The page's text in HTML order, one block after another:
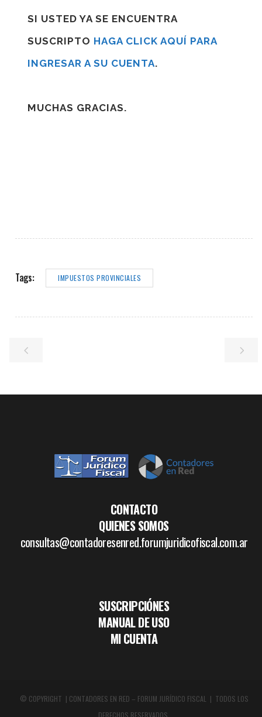
SI USTED YA SE ENCUENTRA
SUSCRIPTO HAGA CLICK AQUÍ PARA
INGRESAR A SU CUENTA.
MUCHAS GRACIAS.
Tags: IMPUESTOS PROVINCIALES
CONTACTO
QUIENES SOMOS
consultas@contadoresenred.forumjuridicofiscal.com.ar
SUSCRIPCIÓNES
MANUAL DE USO
MI CUENTA
© COPYRIGHT | CONTADORES EN RED – FORUM JURÍDICO FISCAL | TODOS LOS
DERECHOS RESERVADOS.